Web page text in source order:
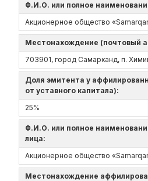
Ф.И.О. или полное
Акционерное общество
Местонахождение (почтовый
703901, город Самарканд, п.
Доля эмитента у
от уставного капитала):
25%
Ф.И.О. или полное
лица:
Акционерное общество
Местонахождение